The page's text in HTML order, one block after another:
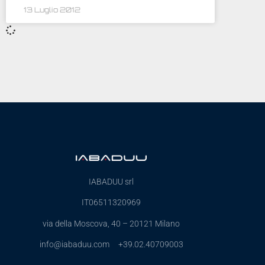
13 Luglio 2012
IABADUU srl
IT06511320969
via della Moscova, 40 – 20121 Milano
info@iabaduu.com +39.02.40709003